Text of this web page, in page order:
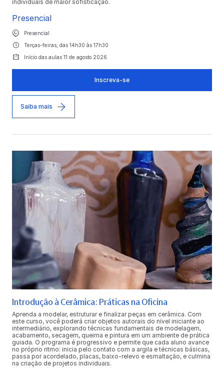
individuais de maior sofisticação.
Presencial
Presencial
Terças-feiras, das 14h30 às 17h30
Início das aulas 11 de agosto 2026
Inscreva-se
Saiba mais
Introdução à Cerâmica: Práticas na Oficina
Aprenda a modelar, estruturar e finalizar peças em cerâmica. Com
este curso, você poderá criar objetos autorais do nível iniciante ao
intermediário, explorando técnicas fundamentais de modelagem,
acabamento, secagem, queima e pintura em um ambiente de prática
guiada. O programa é progressivo e permite que cada aluno avance
no próprio ritmo: inicia pelo contato com a argila e técnicas básicas,
passa por acordelado, placas, baixo-relevo e esmaltação, e culmina
na criação de projetos individuais.